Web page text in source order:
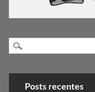
Posts recentes